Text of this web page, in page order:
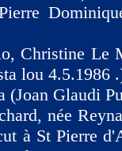
Christine Le
lou 4.5.1986
(Joan Glaudi
née
à St Pierre